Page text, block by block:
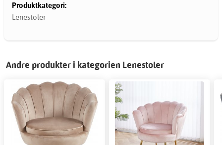
Produktkategori:
Lenestoler
Andre produkter i kategorien Lenestoler